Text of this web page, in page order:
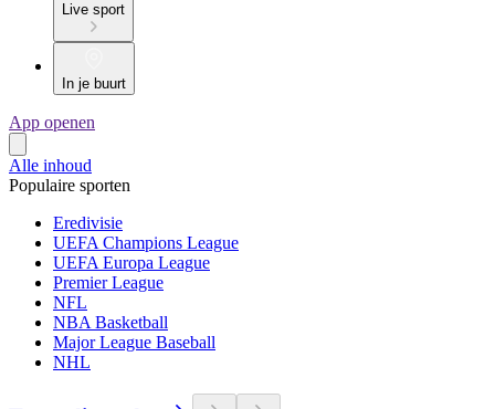
Live sport
In je buurt
App openen
Alle inhoud
Populaire sporten
Eredivisie
UEFA Champions League
UEFA Europa League
Premier League
NFL
NBA Basketball
Major League Baseball
NHL